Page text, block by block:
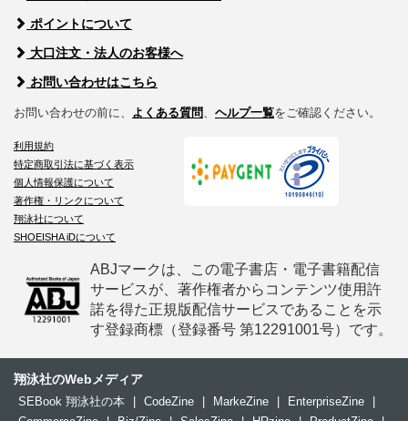
ポイントについて
大口注文・法人のお客様へ
お問い合わせはこちら
お問い合わせの前に、 よくある質問、 ヘルプ一覧をご確認ください。
利用規約
特定商取引法に基づく表示
個人情報保護について
著作権・リンクについて
翔泳社について
SHOEISHA iDについて
ABJマークは、この電子書店・電子書籍配信
サービスが、著作権者からコンテンツ使用許
諾を得た正規版配信サービスであることを示
す登録商標（登録番号 第12291001号）です。
翔泳社のWebメディア
SEBook 翔泳社の本 CodeZine MarkeZine EnterpriseZine